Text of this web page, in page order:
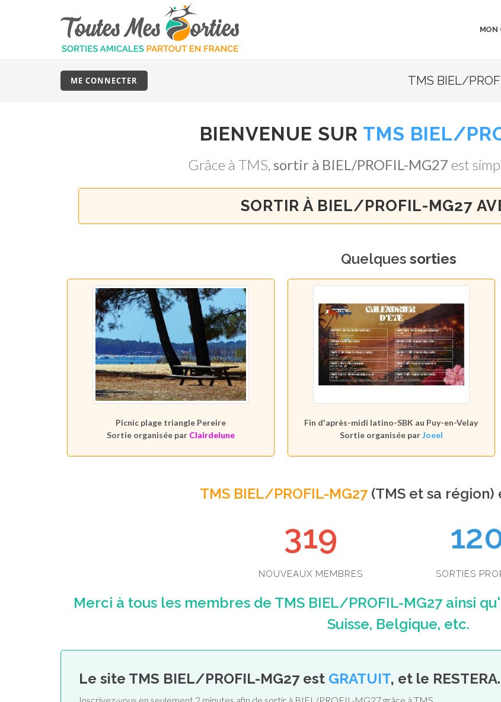
MON
TMS BIEL/
ME CONNECTER
BIENVENUE SUR TMS BIEL/
Grâce à TMS, sortir à BIEL/PROFIL-MG27 est
SORTIR À BIEL/PROFIL-MG27
Quelques sorties
Picnic plage triangle Pereire
Sortie organisée par Clairdelune
Fin d'après-midi latino-SBK au Puy-en-Velay
Sortie organisée parJoeel
TMS BIEL/PROFIL-MG27(TMS et sa région)
349
NOUVEAUX MEMBRES SORTIES
Merci à tous les membres de TMS BIEL/PROFIL-MG27 ainsi
Suisse, Belgique, etc.
Le site TMS BIEL/PROFIL-MG27 est GRATUIT, et le RESTERA.